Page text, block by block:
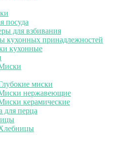
посуда
для взбивания
кухонных принадлежностей
кухонные
миски
нержавеющие
керамические
для перца